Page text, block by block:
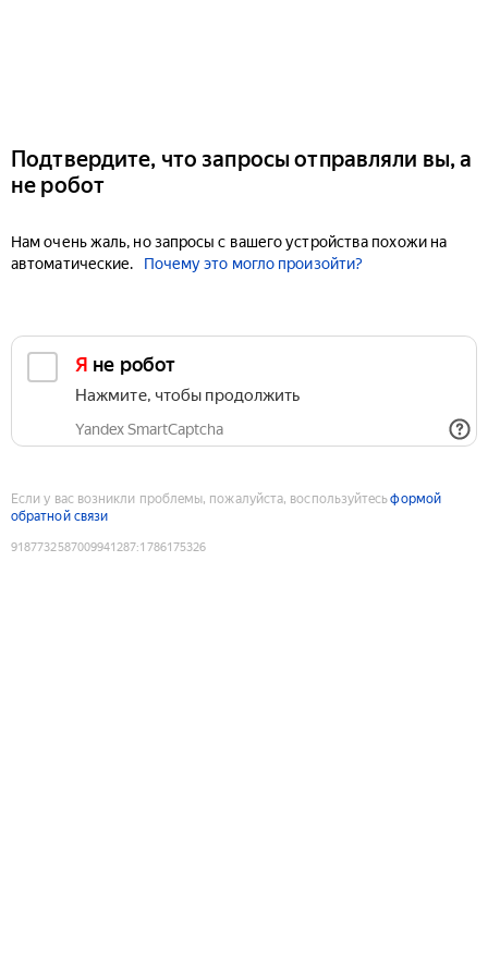
Подтвердите, что запросы отправляли вы, а
не робот
Нам очень жаль, но запросы с вашего устройства похожи на
автоматические.
Почему это могло произойти?
Я не робот
Нажмите, чтобы продолжить
Yandex SmartCaptcha
Если у вас возникли проблемы, пожалуйста, воспользуйтесьформой
обратной связи
9187732587009941287:1786175326